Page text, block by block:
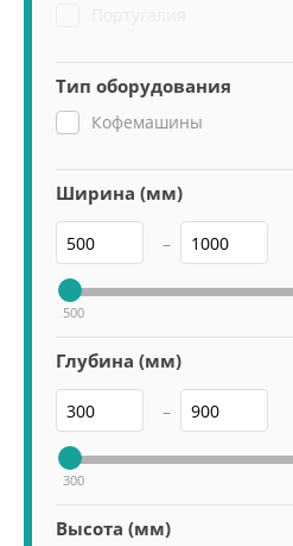
Nau
Nimble
Oscar II
Quadrant
Torino
Vela
You
Zoe
Тип оборудования
Кофемашины
Ширина (мм)
–
500
Глубина (мм)
–
300
Высота (мм)